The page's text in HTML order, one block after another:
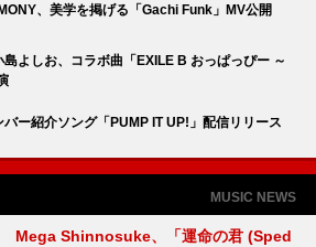
、美学を掲げる「Gachi Funk」MV公開
よしお、コラボ曲「EXILE B おっぱっぴー ～
ー紹介ソング「PUMP IT UP!」配信リリース
MUSIC NEWS
Mega Shinnosuke、「運命の君 (Sped